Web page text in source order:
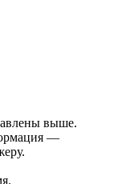
выше.
—